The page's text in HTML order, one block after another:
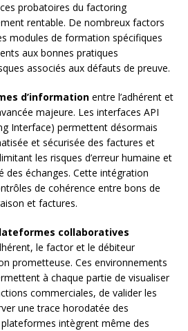
probatoires du factoring
rentable. De nombreux factors
modules de formation spécifiques
aux bonnes pratiques
associés aux défauts de preuve.
d’information entre l’adhérent et
majeure. Les interfaces API
Interface) permettent désormais
et sécurisée des factures et
les risques d’erreur humaine et
des échanges. Cette intégration
de cohérence entre bons de
et factures.
collaboratives
le factor et le débiteur
prometteuse. Ces environnements
à chaque partie de visualiser
commerciales, de valider les
une trace horodatée des
intègrent même des